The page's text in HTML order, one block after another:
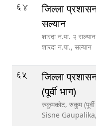
64
जिल्ला
सल्यान
शारदा न.पा. २ सल्यान
शारदा न.पा., सल्यान
65
जिल्ला
(पूर्वी भाग)
रुकुमकोट, रुकुम (पूर्वी
Sisne Gaupalika,